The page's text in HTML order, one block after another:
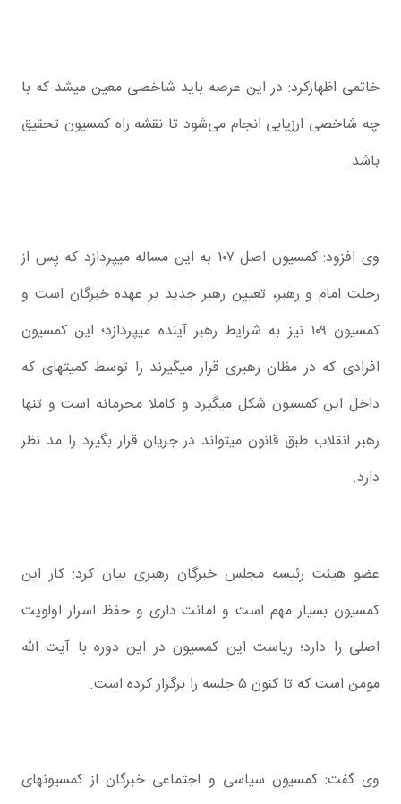
خاتمی اظهارکرد: در این عرصه باید شاخصی معین می‎شد که با
چه شاخصی ارزیابی انجام می‏‌شود تا نقشه راه کمسیون تحقیق
باشد.
وی افزود: کمسیون اصل ۱۰۷ به این مساله می‎پردازد که پس از
رحلت امام و رهبر، تعیین رهبر جدید بر عهده خبرگان است و
کمسیون ۱۰۹ نیز به شرایط رهبر آینده می‎پردازد؛ این کمسیون
افرادی که در مظان رهبری قرار می‎گیرند را توسط کمیته‎ای که
داخل این کمسیون شکل می‎گیرد و کاملا محرمانه است و تنها
رهبر انقلاب طبق قانون می‎تواند در جریان قرار بگیرد را مد نظر
دارد.
عضو هیئت رئیسه مجلس خبرگان رهبری بیان کرد: کار این
کمسیون بسیار مهم است و امانت داری و حفظ اسرار اولویت
اصلی را دارد؛ ریاست این کمسیون در این دوره با آیت الله
مومن است که تا کنون ۵ جلسه را برگزار کرده است.
وی گفت: کمسیون سیاسی و اجتماعی خبرگان از کمسیون‎های